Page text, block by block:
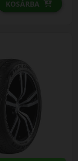
KOSÁRBA